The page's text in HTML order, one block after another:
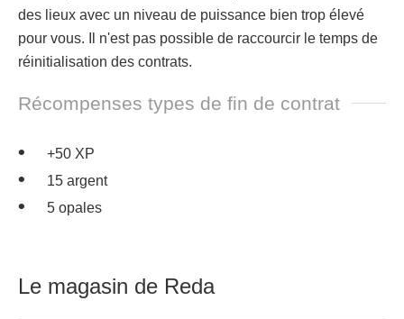
des lieux avec un niveau de puissance bien trop élevé
pour vous. Il n'est pas possible de raccourcir le temps de
réinitialisation des contrats.
Récompenses types de fin de contrat
+50 XP
15 argent
5 opales
Le magasin de Reda